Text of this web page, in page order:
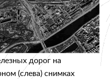
дорог на
(слева) снимках